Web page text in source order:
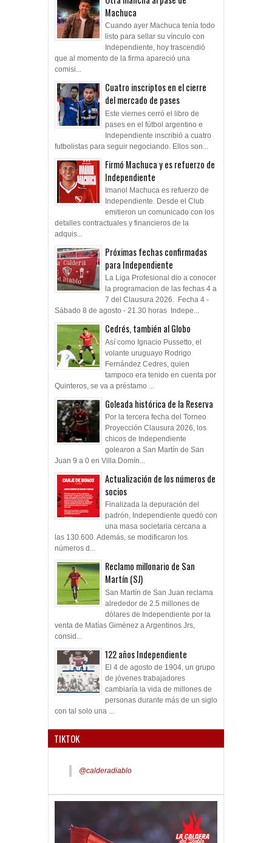
Machuca
Cuando ayer Machuca tenía todo
listo para sellar su vínculo con
Independiente, hoy trascendió
que al momento de la firma apareció una
comisi...
Cuatro inscriptos en el cierre
del mercado de pases
Este viernes cerró el libro de
pases en el fútbol argentino e
Independiente inscribió a cuatro
futbolistas para seguir negociando. Ellos son...
Firmó Machuca y es refuerzo de
Independiente
Imanol Machuca es refuerzo de
Independiente. Desde el Club
emitieron un comunicado con los
detalles contractuales y financieros de la
adquis...
Próximas fechas confirmadas
para Independiente
La Liga Profesional dio a conocer
la programacion de las fechas 4 a
7 del Clausura 2026. Fecha 4 -
Sábado 8 de agosto - 21.30 horas Indepe...
Cedrés, también al Globo
Así como Ignacio Pussetto, el
volante uruguayo Rodrigo
Fernández Cedres, quien
tampoco era tenido en cuenta por
Quinteros, se va a préstamo ...
Goleada histórica de la Reserva
Por la tercera fecha del Torneo
Proyección Clausura 2026, los
chicos de Independiente
golearon a San Martín de San
Juan 9 a 0 en Villa Domín...
Actualización de los números de
socios
Finalizada la depuración del
padrón, Independiente quedó con
una masa societaria cercana a
las 130.600. Además, se modificaron los
números d...
Reclamo millonario de San
Martín (SJ)
San Martín de San Juan reclama
alrededor de 2.5 millones de
dólares de Independiente por la
venta de Matías Giménez a Argentinos Jrs,
consid...
122 años Independiente
El 4 de agosto de 1904, un grupo
de jóvenes trabajadores
cambiaría la vida de millones de
personas durante más de un siglo
con tal solo una ...
TIKTOK
@calderadiablo